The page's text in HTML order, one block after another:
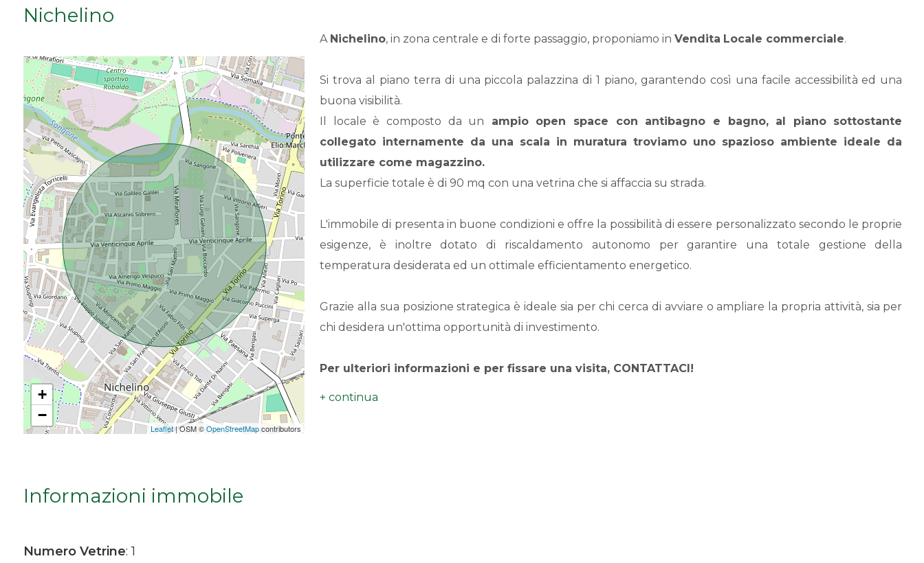
Nichelino
+
−
Leaflet| OSM ©OpenStreetMapcontributors
A Nichelino, in zona centrale e di forte passaggio, proponiamo inVendita Locale commerciale.
Si trova al piano terra di una piccola palazzina di 1 piano, garantendo così una facile accessibilità ed una
buona visibilità.
Il locale è composto da un ampio open space con antibagno e bagno, al piano sottostante
collegato internamente da una scala in muratura troviamo uno spazioso ambiente ideale da
utilizzare come magazzino.
La superficie totale è di 90 mq con una vetrina che si affaccia su strada.
L'immobile di presenta in buone condizioni e offre la possibilità di essere personalizzato secondo le proprie
esigenze, è inoltre dotato di riscaldamento autonomo per garantire una totale gestione della
temperatura desiderata ed un ottimale efficientamento energetico.
Grazie alla sua posizione strategica è ideale sia per chi cerca di avviare o ampliare la propria attività, sia per
chi desidera un'ottima opportunità di investimento.
Per ulteriori informazioni e per fissare una visita, CONTATTACI!
Informazioni immobile
Numero Vetrine: 1
Da € 50.000 a € 100.000
Da € 100.000 a € 200.000
Da € 200.000 a € 400.000
Da € 400.000 a € 600.000
Da € 600.000 a € 800.000
Da € 800.000 a € 1.000.000
Da € 1.000.000 a € 2.000.000
Da € 2.000.000 a € 5.000.000
Da € 5.000.000 a € 10.000.000
Oltre € 10.000.000
Totale